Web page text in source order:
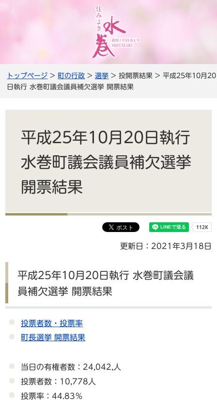
トップページ > 町の行政 >選挙 > 投開票結果 > 平成25年10月20
日執行 水巻町議会議員補欠選挙 開票結果
平成25年10月20日執行
水巻町議会議員補欠選挙
開票結果
更新日：2021年3月18日
平成25年10月20日執行 水巻町議会議
員補欠選挙 開票結果
投票者数・投票率
町長選挙 開票結果
当日の有権者数：24,042,人
投票者数：10,778人
投票率：44.83％